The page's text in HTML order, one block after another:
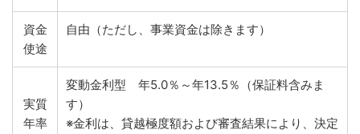
資金
使途
自由（ただし、事業資金は除きます）
実質
年率
変動金利型 年5.0％～年13.5％（保証料含みま
す）
※金利は、貸越極度額および審査結果により、決定